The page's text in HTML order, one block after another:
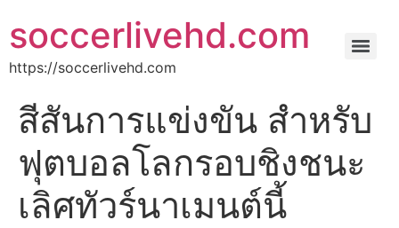
soccerlivehd.com
https://soccerlivehd.com
สีสันการแข่งขัน สําหรับ
ฟุตบอลโลกรอบชิงชนะ
เลิศทัวร์นาเมนต์นี้